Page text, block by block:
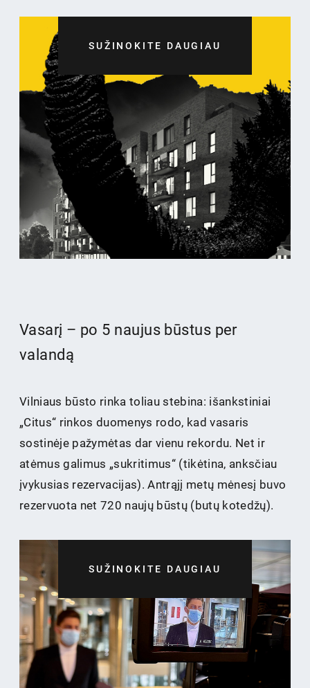
SUŽINOKITE DAUGIAU
Vasarį – po 5 naujus būstus per
valandą
Vilniaus būsto rinka toliau stebina: išankstiniai
„Citus“ rinkos duomenys rodo, kad vasaris
sostinėje pažymėtas dar vienu rekordu. Net ir
atėmus galimus „sukritimus“ (tikėtina, anksčiau
įvykusias rezervacijas). Antrąjį metų mėnesį buvo
rezervuota net 720 naujų būstų (butų kotedžų).
SUŽINOKITE DAUGIAU